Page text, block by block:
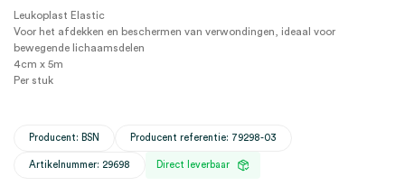
Leukoplast Elastic
Voor het afdekken en beschermen van verwondingen, ideaal voor
bewegende lichaamsdelen
4cm x 5m
Per stuk
Producent: BSN Producent referentie: 79298-03
Artikelnummer: 29698 Direct leverbaar